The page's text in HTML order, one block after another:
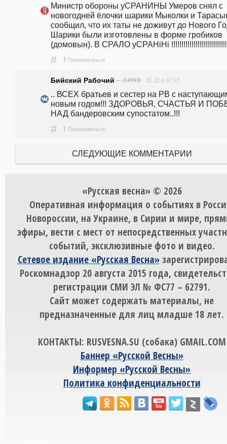
Министр обороны уСРАНИНЫ Умеров снял с
новогодней ёлочки шарики Мыколки и
сообщил, что их таты не доживут до Нового
Шарики были изготовлены в форме гробиков
(домовын). В СРАЛО уСРАНiНi
# ! Пожаловаться
Бийский Рабочий — (14993) 31.12 в 07:13
.. ВСЕХ братьев и сестер на РВ с
новым годом!!! ЗДОРОВЬЯ, СЧАСТЬЯ И
НАД бандеровским супостатом..!!!
# ! Пожаловаться
СЛЕДУЮЩИЕ КОММЕНТАРИИ
«Русская весна» © 2026
Оперативная информация о событиях в
Новороссии, на Украине, в Сирии и мире,
эфиры, вести с мест от непосредственных
событий, эксклюзивные фото и видео.
Сетевое издание «Русская Весна»
Роскомнадзор 20 августа 2015 года,
регистрации СМИ ЭЛ № ФС77 – 62791.
Сайт может содержать материалы, не
предназначенные для лиц младше 18 лет.
КОНТАКТЫ: RUSVESNA.SU (собака) GMAIL.COM
Баннер «Русской Весны»
Информер «Русской Весны»
Политика конфиденциальности